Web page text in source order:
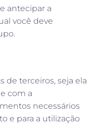
antecipar a
você deve
de terceiros, seja ela
com a
necessários
e para a utilização